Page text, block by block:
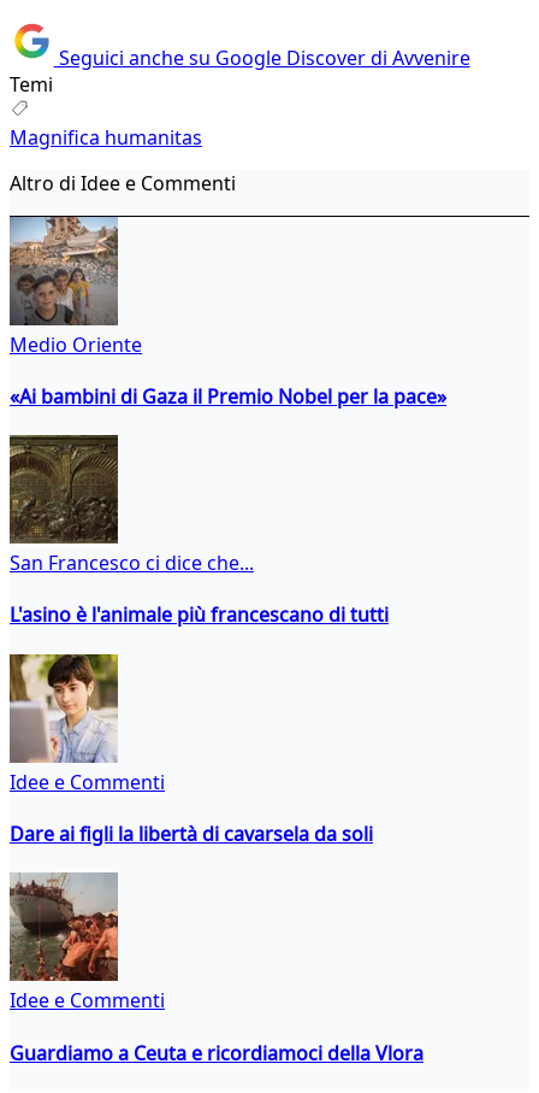
Seguici anche su Google Discover di Avvenire
Temi
Magnifica humanitas
Altro di Idee e Commenti
Medio Oriente
«Ai bambini di Gaza il Premio Nobel per la pace»
San Francesco ci dice che...
L'asino è l'animale più francescano di tutti
Idee e Commenti
Dare ai figli la libertà di cavarsela da soli
Idee e Commenti
Guardiamo a Ceuta e ricordiamoci della Vlora